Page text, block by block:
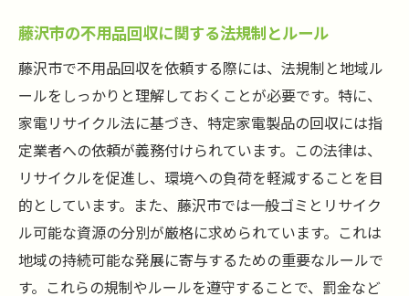
藤沢市の不用品回収に関する法規制とルール
藤沢市で不用品回収を依頼する際には、法規制と地域ル
ールをしっかりと理解しておくことが必要です。特に、
家電リサイクル法に基づき、特定家電製品の回収には指
定業者への依頼が義務付けられています。この法律は、
リサイクルを促進し、環境への負荷を軽減することを目
的としています。また、藤沢市では一般ゴミとリサイク
ル可能な資源の分別が厳格に求められています。これは
地域の持続可能な発展に寄与するための重要なルールで
す。これらの規制やルールを遵守することで、罰金など